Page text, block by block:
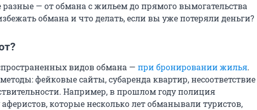
— от обмана с жильем до прямого вымогательства
обмана и что делать, если вы уже потеряли деньги?
видов обмана — при бронировании жилья.
фейковые сайты, субаренда квартир, несоответствие
Например, в прошлом году полиция
аферистов, которые несколько лет обманывали туристов,